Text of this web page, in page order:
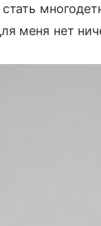
меня нет